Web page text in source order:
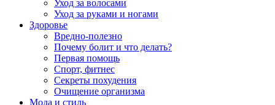
Уход за волосами
Уход за руками и ногами
Здоровье
Вредно-полезно
Почему болит и что делать?
Первая помощь
Спорт, фитнес
Секреты похудения
Очищение организма
Мода и стиль